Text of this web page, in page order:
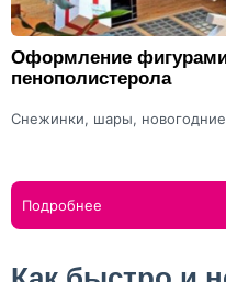
Оформление фигурами
пенополистерола
Снежинки, шары,
Подробнее